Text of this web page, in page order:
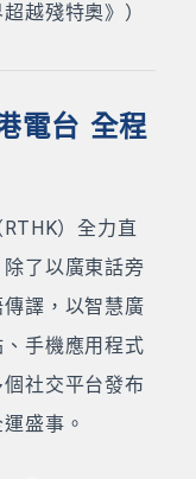
越殘特奧》）
電台 全程
）全力直
了以廣東話旁
譯，以智慧廣
手機應用程式
社交平台發布
盛事。